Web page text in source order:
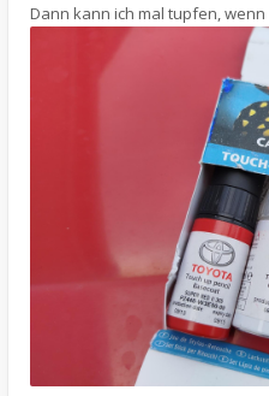
Dann kann ich mal tupfen,